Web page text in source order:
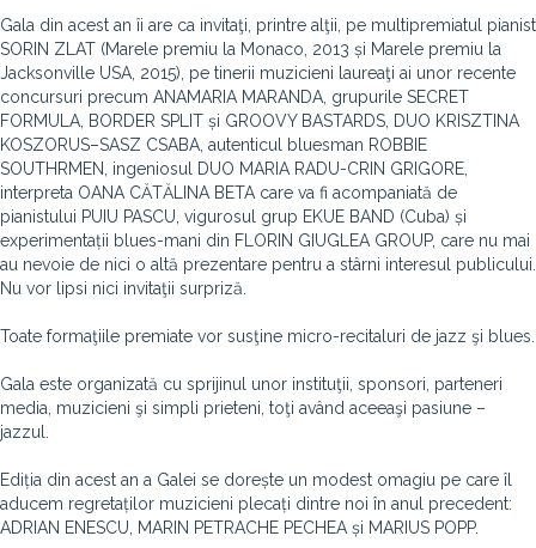
Gala din acest an îi are ca invitaţi, printre alţii, pe multipremiatul pianist
SORIN ZLAT (Marele premiu la Monaco, 2013 și Marele premiu la
Jacksonville USA, 2015), pe tinerii muzicieni laureaţi ai unor recente
concursuri precum ANAMARIA MARANDA, grupurile SECRET
FORMULA, BORDER SPLIT și GROOVY BASTARDS, DUO KRISZTINA
KOSZORUS–SASZ CSABA, autenticul bluesman ROBBIE
SOUTHRMEN, ingeniosul DUO MARIA RADU-CRIN GRIGORE,
interpreta OANA CĂTĂLINA BETA care va fi acompaniată de
pianistului PUIU PASCU, vigurosul grup EKUE BAND (Cuba) și
experimentații blues-mani din FLORIN GIUGLEA GROUP, care nu mai
au nevoie de nici o altă prezentare pentru a stârni interesul publicului.
Nu vor lipsi nici invitaţii surpriză.
Toate formaţiile premiate vor susţine micro-recitaluri de jazz şi blues.
Gala este organizată cu sprijinul unor instituţii, sponsori, parteneri
media, muzicieni şi simpli prieteni, toţi având aceeaşi pasiune –
jazzul.
Ediția din acest an a Galei se dorește un modest omagiu pe care îl
aducem regretaților muzicieni plecați dintre noi în anul precedent:
ADRIAN ENESCU, MARIN PETRACHE PECHEA și MARIUS POPP.